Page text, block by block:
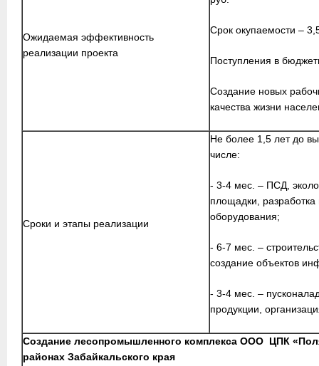
Ожидаемая эффективность
реализации проекта
Срок окупаемости –
Поступления в
Создание новых
качества жизни
Сроки и этапы реализации
Не более 1,5 лет до
числе:
- 3-4 мес. – ПСД,
площадки,
оборудования;
- 6-7 мес. –
создание объектов
- 3-4 мес. –
продукции,
Создание лесопромышленного комплекса ООО ЦПК
районах Забайкальского края